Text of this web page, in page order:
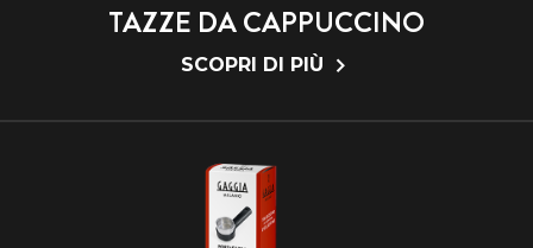
TAZZE DA CAPPUCCINO
SCOPRI DI PIÙ